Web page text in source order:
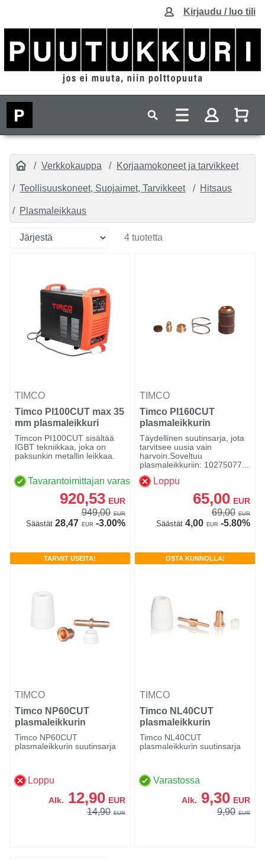
Kirjaudu / luo tili
Verkkokauppa Korjaamokoneet ja tarvikkeet
Teollisuuskoneet, Suojaimet, Tarvikkeet Hitsaus
Plasmaleikkaus
4 tuotetta
TIMCO
Timco PI100CUT max 35
mm plasmaleikkuri
Timcon PI100CUT sisältää
IGBT tekniikkaa, joka on
paksunkin metallin leikkaa.
Tavarantoimittajan varastossa
920,53 EUR
949,00 EUR
Säästät28,47 EUR -3.00%
TIMCO
Timco PI160CUT
plasmaleikkurin
suutinsarja
Täydellinen suutinsarja, jota
tarvitsee uusia vain
harvoin.Soveltuu
plasmaleikkuriin: 10275077...
Loppu
65,00 EUR
69,00 EUR
Säästät4,00 EUR -5.80%
TARVIIT USEITA!
TIMCO
Timco NP60CUT
plasmaleikkurin
suutinsarja
Timco NP60CUT
plasmaleikkurin suutinsarja
Loppu
Alk. 12,90 EUR
14,90 EUR
OSTA KUNNOLLA!
TIMCO
Timco NL40CUT
plasmaleikkurin
suutinsarja
Timco NL40CUT
plasmaleikkurin suutinsarja
Varastossa
Alk. 9,30 EUR
9,90 EUR